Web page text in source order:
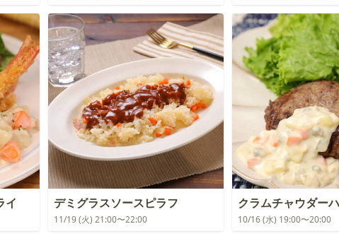
イ デミグラスソースピラフ
11/19 (火) 21:00〜22:00
クラムチャウダー
10/16 (水) 19:00〜20:00